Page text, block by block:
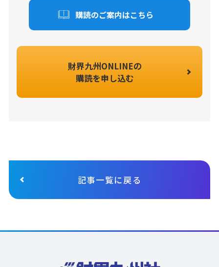
購読のご案内はこちら
財界九州ONLINEの
購読を申し込む
記事一覧に戻る